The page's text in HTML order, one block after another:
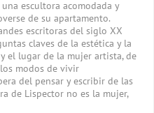
escultora acomodada y
de su apartamento.
escritoras del siglo XX
claves de la estética y la
el lugar de la mujer artista, de
modos de vivir
del pensar y escribir de las
de Lispector no es la mujer,